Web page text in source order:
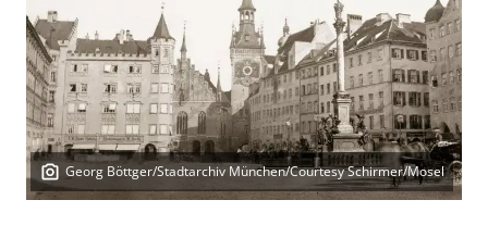
Georg Böttger/Stadtarchiv München/Courtesy Schirmer/Mosel